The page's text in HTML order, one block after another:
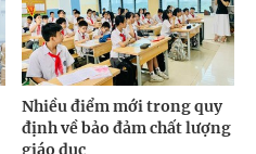
Nhiều điểm mới trong quy
định về bảo đảm chất lượng
giáo dục